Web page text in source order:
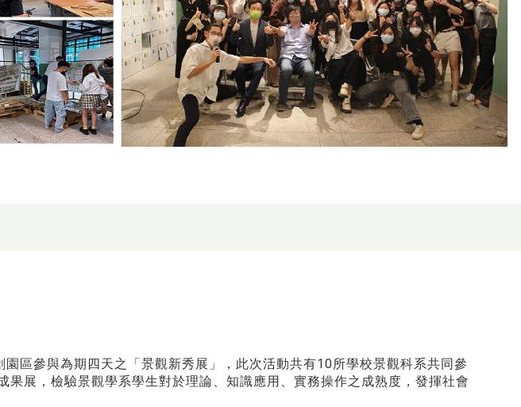
區參與為期四天之「景觀新秀展」，此次活動共有10所學校景觀科系共同參
果展，檢驗景觀學系學生對於理論、知識應用、實務操作之成熟度，發揮社會